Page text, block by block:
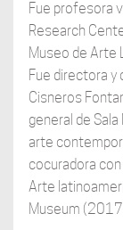
Fue profesora
Research
Museo de Arte
Fue directora y
Cisneros
general de
arte
cocuradora
Arte
Museum